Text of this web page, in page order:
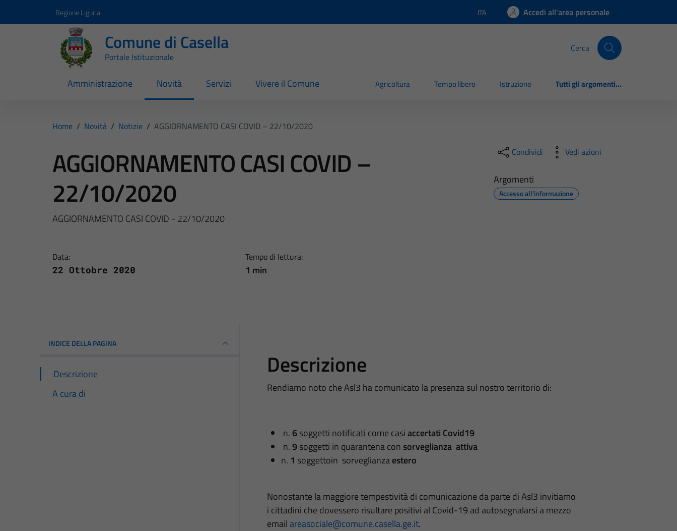
Regione Liguria Lingua attiva:
ITA Accedi all'area personale
Comune di Casella
Portale Istituzionale
Cerca
Amministrazione Novità Servizi Vivere il Comune Agricoltura Tempo libero Istruzione Tutti gli argomenti...
Home / Novità / Notizie / AGGIORNAMENTO CASI COVID – 22/10/2020
AGGIORNAMENTO CASI COVID –
22/10/2020
AGGIORNAMENTO CASI COVID - 22/10/2020
Data:
22 Ottobre 2020
Tempo di lettura:
1 min
Condividi Vedi azioni
Argomenti
Accesso all'informazione
INDICE DELLA PAGINA
Descrizione
A cura di
Descrizione
Rendiamo noto che Asl3 ha comunicato la presenza sul nostro territorio di:
n. 6soggetti notificati come casiaccertati Covid19
n.9soggetti in quarantena con sorveglianza attiva
n. 1 soggettoin sorveglianzaestero
Nonostante la maggiore tempestività di comunicazione da parte di Asl3 invitiamo
i cittadini che dovessero risultare positivi al Covid-19 ad autosegnalarsi a mezzo
emailareasociale@comune.casella.ge.it.